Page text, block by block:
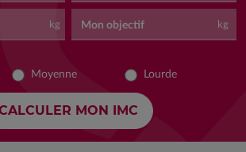
kg Mon objectif kg
Moyenne Lourde